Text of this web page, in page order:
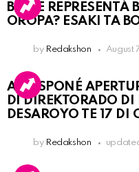
BO KE REPRESENTÁ
OROPA? ESAKI TA
by Redakshon August
A POSPONÉ
DI DIREKTORADO
DESAROYO TE 17
by Redakshon